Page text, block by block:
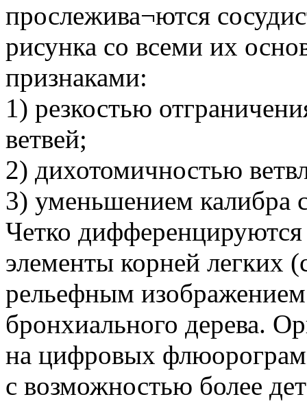
прослежива¬ются
рисунка со всеми их
признаками:
1) резкостью
ветвей;
2) дихотомичностью
3) уменьшением калибра
Четко
элементы корней легких
рельефным
бронхиального дерева.
на цифровых
с возможностью более